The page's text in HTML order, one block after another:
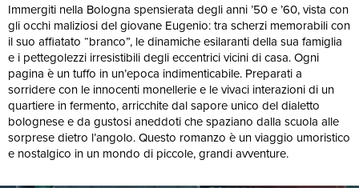
Immergiti nella Bologna spensierata degli anni ’50 e ’60, vista con
gli occhi maliziosi del giovane Eugenio: tra scherzi memorabili con
il suo affiatato “branco”, le dinamiche esilaranti della sua famiglia
e i pettegolezzi irresistibili degli eccentrici vicini di casa. Ogni
pagina è un tuffo in un’epoca indimenticabile. Preparati a
sorridere con le innocenti monellerie e le vivaci interazioni di un
quartiere in fermento, arricchite dal sapore unico del dialetto
bolognese e da gustosi aneddoti che spaziano dalla scuola alle
sorprese dietro l’angolo. Questo romanzo è un viaggio umoristico
e nostalgico in un mondo di piccole, grandi avventure.